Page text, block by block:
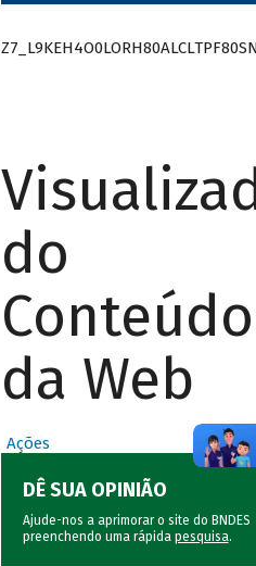
do
Conteúdo
da Web
Ações
DÊ SUA OPINIÃO
Ajude-nos a aprimorar o site do BNDES
preenchendo uma rápida pesquisa.